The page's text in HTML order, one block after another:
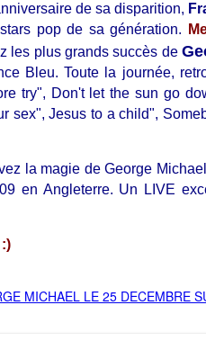
de sa disparition,
pop de sa génération.
les plus grands succès de
Bleu. Toute la journée,
try", Don't let the sun go
sex", Jesus to a child",
la magie de George
en Angleterre. Un LIVE